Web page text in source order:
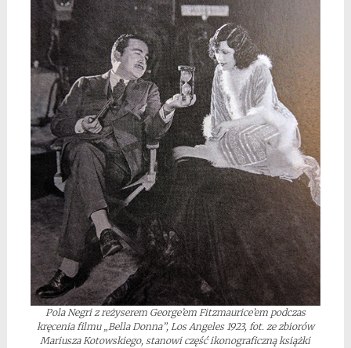
Pola Negri z reżyserem George’em Fitzmaurice’em podczas
kręcenia filmu „Bella Donna”, Los Angeles 1923, fot. ze zbiorów
Mariusza Kotowskiego, stanowi część ikonograficzną książki